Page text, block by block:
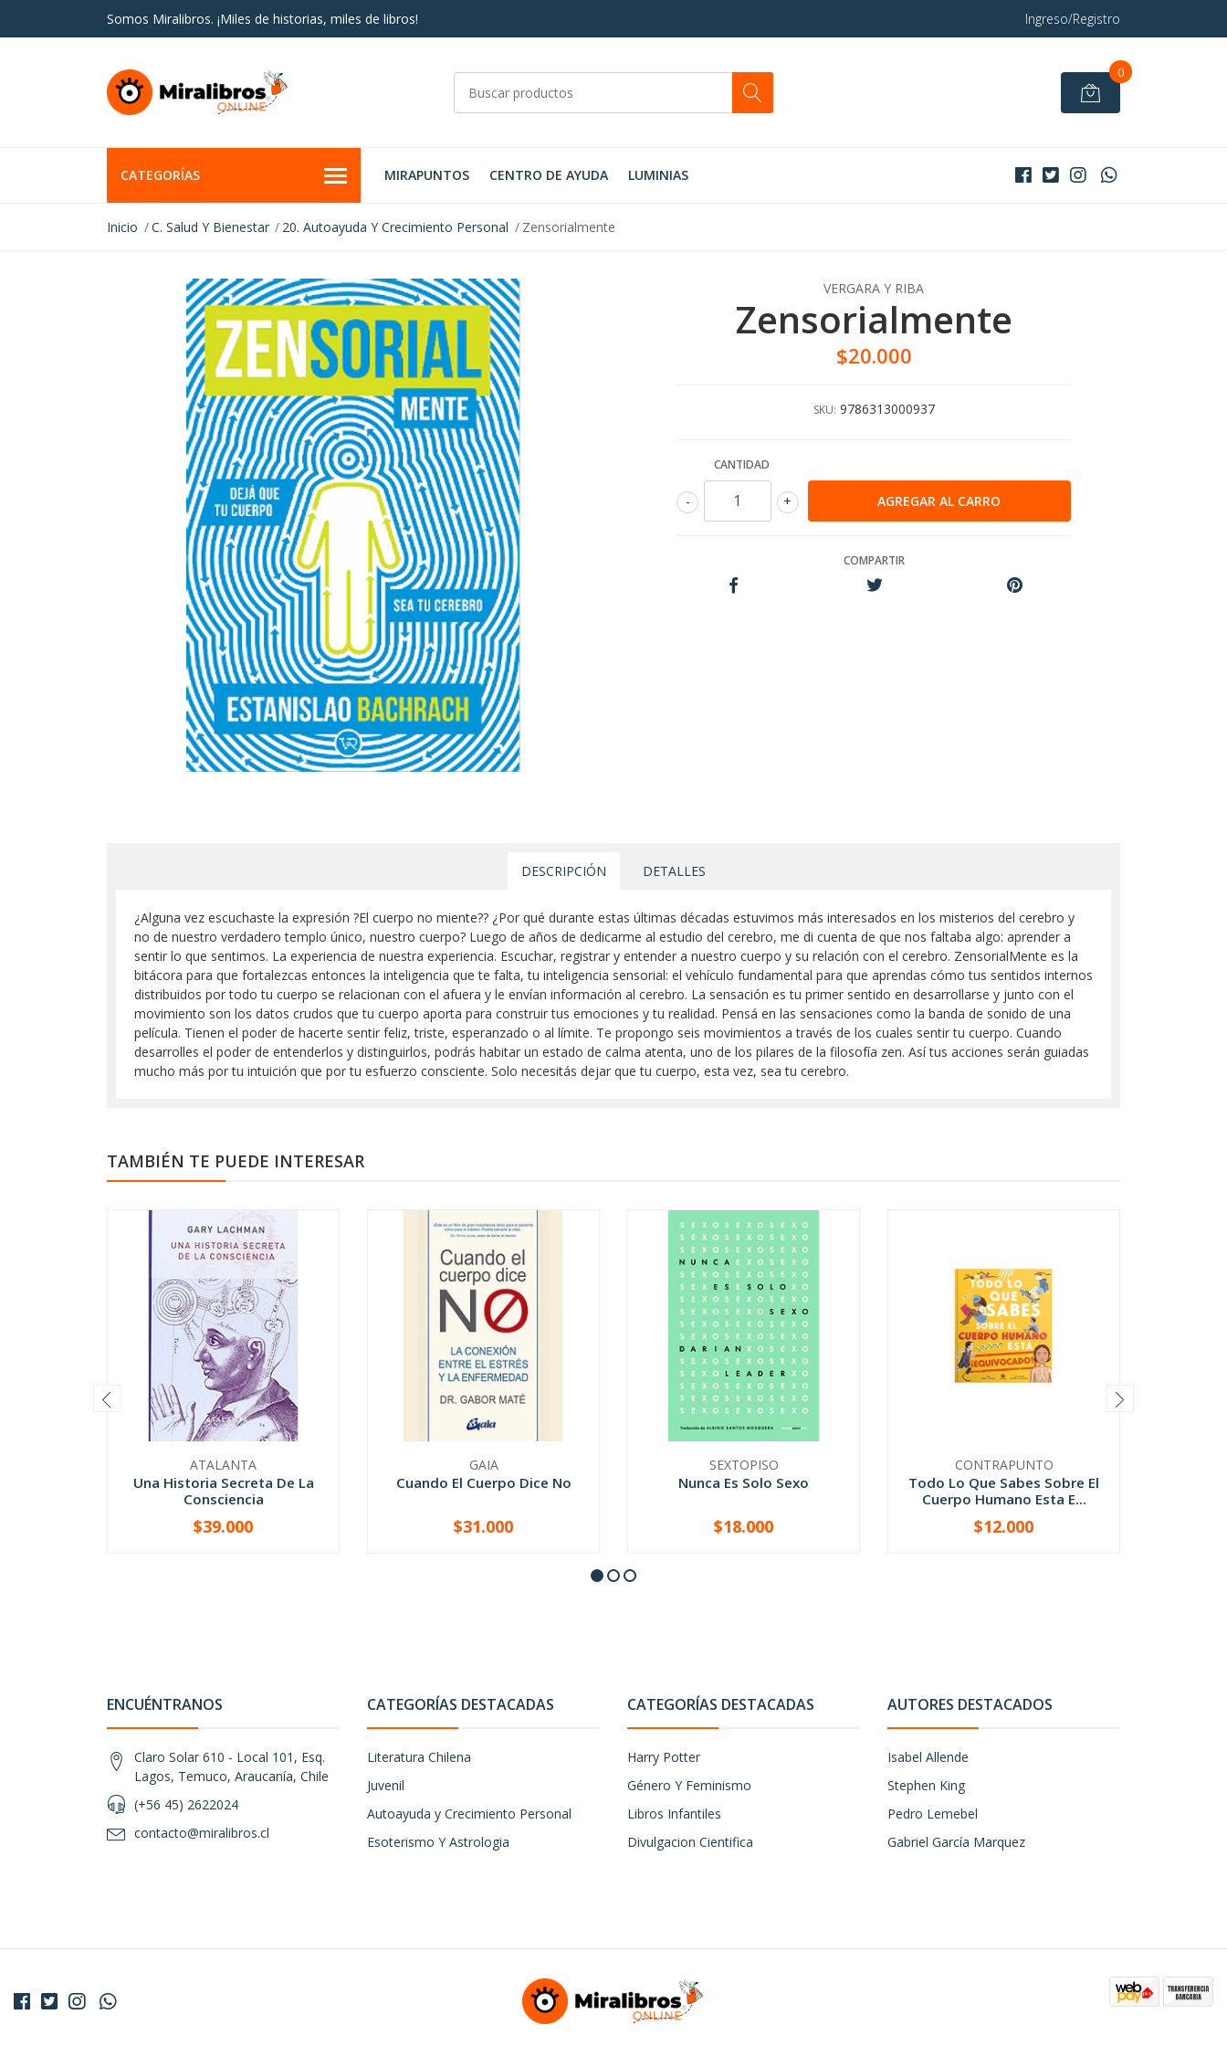
Somos Miralibros. ¡Miles de historias, miles de libros! Ingreso/Registro
0
CATEGORÍAS MIRAPUNTOS CENTRO DE AYUDA LUMINIAS
Inicio C. Salud Y Bienestar 20. Autoayuda Y Crecimiento Personal Zensorialmente
VERGARA Y RIBA
Zensorialmente
$20.000
SKU: 9786313000937
CANTIDAD
+
-
COMPARTIR
DESCRIPCIÓN DETALLES
¿Alguna vez escuchaste la expresión ?El cuerpo no miente?? ¿Por qué durante estas últimas décadas estuvimos más interesados en los misterios del cerebro y
no de nuestro verdadero templo único, nuestro cuerpo? Luego de años de dedicarme al estudio del cerebro, me di cuenta de que nos faltaba algo: aprender a
sentir lo que sentimos. La experiencia de nuestra experiencia. Escuchar, registrar y entender a nuestro cuerpo y su relación con el cerebro. ZensorialMente es la
bitácora para que fortalezcas entonces la inteligencia que te falta, tu inteligencia sensorial: el vehículo fundamental para que aprendas cómo tus sentidos internos
distribuidos por todo tu cuerpo se relacionan con el afuera y le envían información al cerebro. La sensación es tu primer sentido en desarrollarse y junto con el
movimiento son los datos crudos que tu cuerpo aporta para construir tus emociones y tu realidad. Pensá en las sensaciones como la banda de sonido de una
película. Tienen el poder de hacerte sentir feliz, triste, esperanzado o al límite. Te propongo seis movimientos a través de los cuales sentir tu cuerpo. Cuando
desarrolles el poder de entenderlos y distinguirlos, podrás habitar un estado de calma atenta, uno de los pilares de la filosofía zen. Así tus acciones serán guiadas
mucho más por tu intuición que por tu esfuerzo consciente. Solo necesitás dejar que tu cuerpo, esta vez, sea tu cerebro.
TAMBIÉN TE PUEDE INTERESAR
ATALANTA
Una Historia Secreta De La
Consciencia
+
$39.000
GAIA
Cuando El Cuerpo Dice No
+
$31.000
SEXTOPISO
Nunca Es Solo Sexo
+
$18.000
CONTRAPUNTO
Todo Lo Que Sabes Sobre El
Cuerpo Humano Esta E...
+
$12.000
ENCUÉNTRANOS
Claro Solar 610 - Local 101, Esq.
Lagos, Temuco, Araucanía, Chile
(+56 45) 2622024
contacto@miralibros.cl
CATEGORÍAS DESTACADAS
Literatura Chilena
Juvenil
Autoayuda y Crecimiento Personal
Esoterismo Y Astrologia
CATEGORÍAS DESTACADAS
Harry Potter
Género Y Feminismo
Libros Infantiles
Divulgacion Cientifica
AUTORES DESTACADOS
Isabel Allende
Stephen King
Pedro Lemebel
Gabriel García Marquez